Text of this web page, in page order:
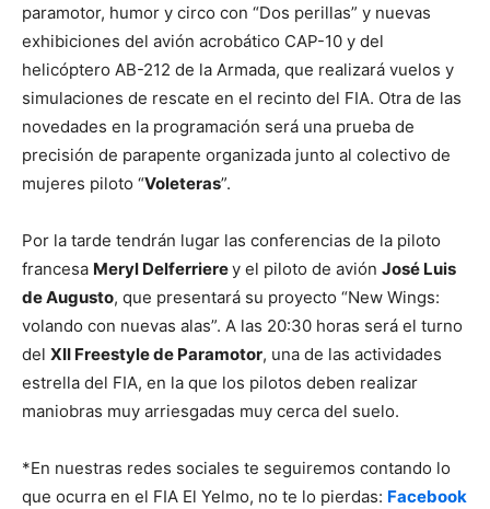
paramotor, humor y circo con “Dos perillas” y nuevas
exhibiciones del avión acrobático CAP-10 y del
helicóptero AB-212 de la Armada, que realizará vuelos y
simulaciones de rescate en el recinto del FIA. Otra de las
novedades en la programación será una prueba de
precisión de parapente organizada junto al colectivo de
mujeres piloto “Voleteras”.
Por la tarde tendrán lugar las conferencias de la piloto
francesa Meryl Delferrierey el piloto de avión José Luis
de Augusto, que presentará su proyecto “New Wings:
volando con nuevas alas”. A las 20:30 horas será el turno
del XII Freestyle de Paramotor, una de las actividades
estrella del FIA, en la que los pilotos deben realizar
maniobras muy arriesgadas muy cerca del suelo.
*En nuestras redes sociales te seguiremos contando lo
que ocurra en el FIA El Yelmo, no te lo pierdas: Facebook